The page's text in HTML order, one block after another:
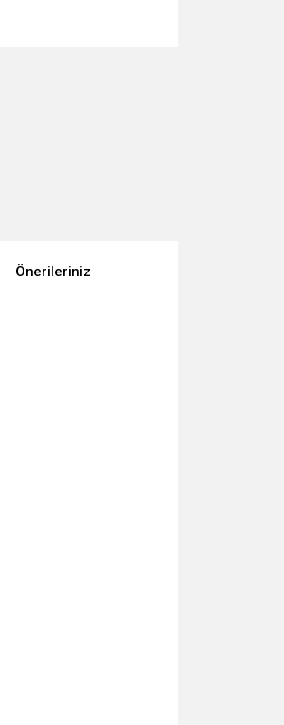
Önerileriniz